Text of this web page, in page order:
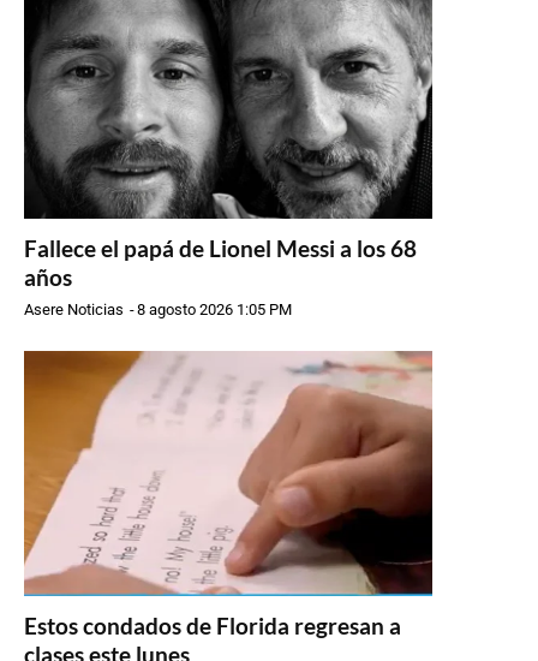
Fallece el papá de Lionel Messi a los 68
años
Asere Noticias -8 agosto 2026 1:05 PM
Estos condados de Florida regresan a
clases este lunes